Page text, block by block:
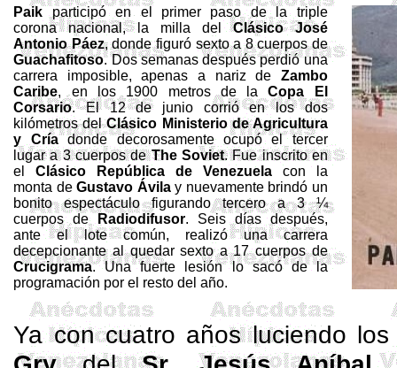
Paik participó en el primer paso de la triple
corona nacional, la milla delClásico José
Antonio Páez, donde figuró sexto a 8 cuerpos de
Guachafitoso. Dos semanas después perdió una
carrera imposible, apenas a nariz de Zambo
Caribe, en los 1900 metros de laCopa El
Corsario. El 12 de junio corrió en los dos
kilómetros delClásico Ministerio de Agricultura
y Críadonde decorosamente ocupó el tercer
lugar a 3 cuerpos deTheSoviet. Fue inscrito en
elClásico República de Venezuelacon la
monta deGustavo Ávilay nuevamente brindó un
bonito espectáculo figurando tercero a 3 ¼
cuerpos de
Radiodifusor. Seis días después,
ante el lote común, realizó una carrera
decepcionante al quedar sexto a 17 cuerpos de
Crucigrama. Una fuerte lesión lo sacó de la
programación por el resto del año.
Ya con cuatro años luciendo